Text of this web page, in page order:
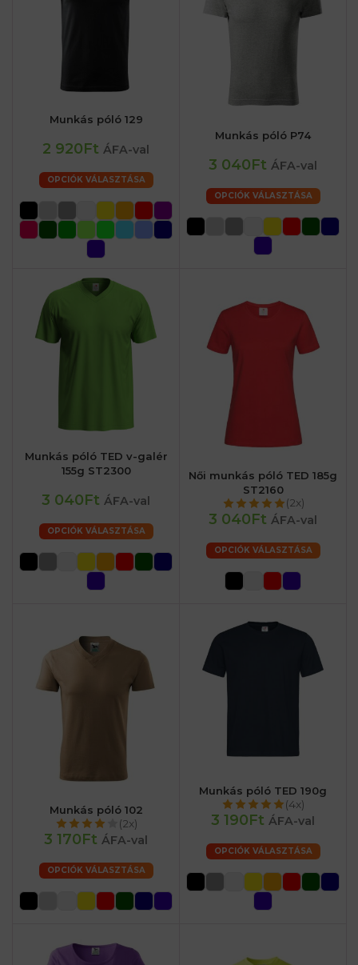
Munkás póló 129
2 920Ft ÁFA-val
OPCIÓK VÁLASZTÁSA
Munkás póló P74
3 040Ft ÁFA-val
OPCIÓK VÁLASZTÁSA
Munkás póló TED v-galér
155g ST2300
3 040Ft ÁFA-val
OPCIÓK VÁLASZTÁSA
Női munkás póló TED 185g
ST2160
(2x)
3 040Ft ÁFA-val
OPCIÓK VÁLASZTÁSA
Munkás póló 102
(2x)
3 170Ft ÁFA-val
OPCIÓK VÁLASZTÁSA
Munkás póló TED 190g
(4x)
3 190Ft ÁFA-val
OPCIÓK VÁLASZTÁSA